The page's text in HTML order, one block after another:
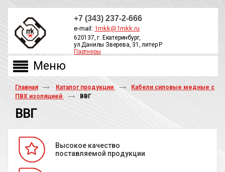
+7 (343) 237-2-666
e-mail: 1mkk@1mkk.ru
620137, г. Екатеринбург,
ул.Данилы Зверева, 31, литер Р
Партнеры
Главная Каталог продукции
Кабели силовые медные с
ПВХ изоляцией
ВВГ
ВВГ
Высокое качество
поставляемой продукции